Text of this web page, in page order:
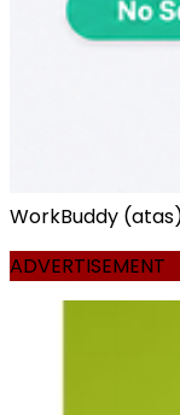
WorkBuddy
ADVERTISEMENT